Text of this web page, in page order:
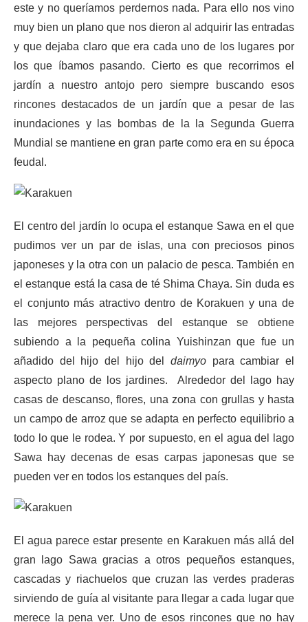
este y no queríamos perdernos nada. Para ello nos vino
muy bien un plano que nos dieron al adquirir las entradas
y que dejaba claro que era cada uno de los lugares por
los que íbamos pasando. Cierto es que recorrimos el
jardín a nuestro antojo pero siempre buscando esos
rincones destacados de un jardín que a pesar de las
inundaciones y las bombas de la la Segunda Guerra
Mundial se mantiene en gran parte como era en su época
feudal.
El centro del jardín lo ocupa el estanque Sawa en el que
pudimos ver un par de islas, una con preciosos pinos
japoneses y la otra con un palacio de pesca. También en
el estanque está la casa de té Shima Chaya. Sin duda es
el conjunto más atractivo dentro de Korakuen y una de
las mejores perspectivas del estanque se obtiene
subiendo a la pequeña colina Yuishinzan que fue un
añadido del hijo del hijo del daimyo para cambiar el
aspecto plano de los jardines. Alrededor del lago hay
casas de descanso, flores, una zona con grullas y hasta
un campo de arroz que se adapta en perfecto equilibrio a
todo lo que le rodea. Y por supuesto, en el agua del lago
Sawa hay decenas de esas carpas japonesas que se
pueden ver en todos los estanques del país.
El agua parece estar presente en Karakuen más allá del
gran lago Sawa gracias a otros pequeños estanques,
cascadas y riachuelos que cruzan las verdes praderas
sirviendo de guía al visitante para llegar a cada lugar que
merece la pena ver. Uno de esos rincones que no hay